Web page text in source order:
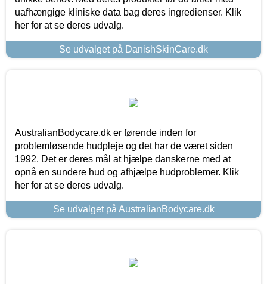
uafhængige kliniske data bag deres ingredienser. Klik
her for at se deres udvalg.
Se udvalget på DanishSkinCare.dk
AustralianBodycare.dk er førende inden for
problemløsende hudpleje og det har de været siden
1992. Det er deres mål at hjælpe danskerne med at
opnå en sundere hud og afhjælpe hudproblemer. Klik
her for at se deres udvalg.
Se udvalget på AustralianBodycare.dk